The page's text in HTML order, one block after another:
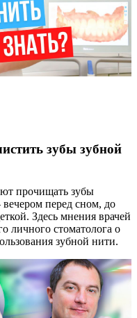
зубы зубной
прочищать зубы
перед сном, до
Здесь мнения врачей
личного стоматолога о
зубной нити.